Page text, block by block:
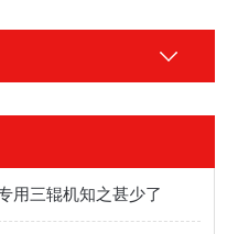
用三辊机知之甚少了